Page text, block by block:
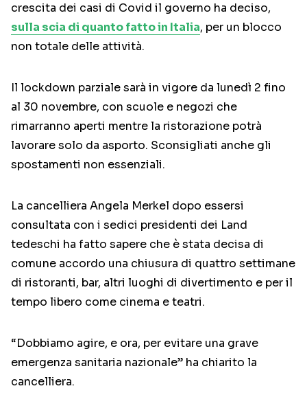
crescita dei casi di Covid il governo ha deciso,
sulla scia di quanto fatto in Italia, per un blocco
non totale delle attività.
Il lockdown parziale sarà in vigore da lunedì 2 fino
al 30 novembre, con scuole e negozi che
rimarranno aperti mentre la ristorazione potrà
lavorare solo da asporto. Sconsigliati anche gli
spostamenti non essenziali.
La cancelliera Angela Merkel dopo essersi
consultata con i sedici presidenti dei Land
tedeschi ha fatto sapere che è stata decisa di
comune accordo una chiusura di quattro settimane
di ristoranti, bar, altri luoghi di divertimento e per il
tempo libero come cinema e teatri.
“Dobbiamo agire, e ora, per evitare una grave
emergenza sanitaria nazionale” ha chiarito la
cancelliera.